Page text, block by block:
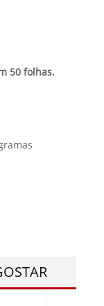
50 folhas.